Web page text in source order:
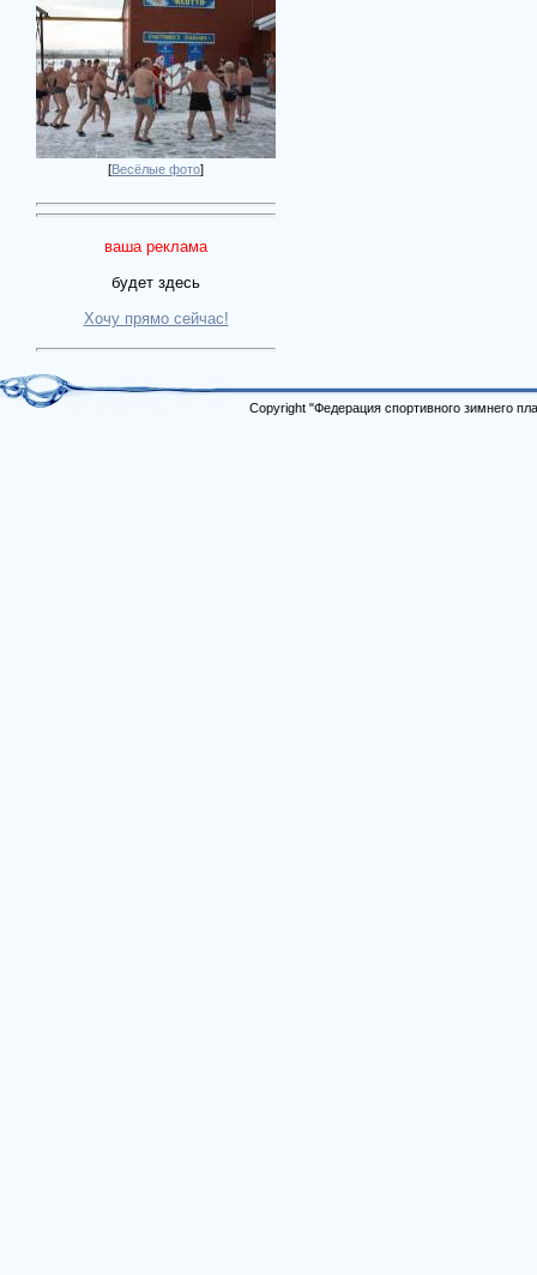
[Весёлые фото]
ваша реклама
будет здесь
Хочу прямо сейчас!
Copyright "Федерация спортивного зимнего